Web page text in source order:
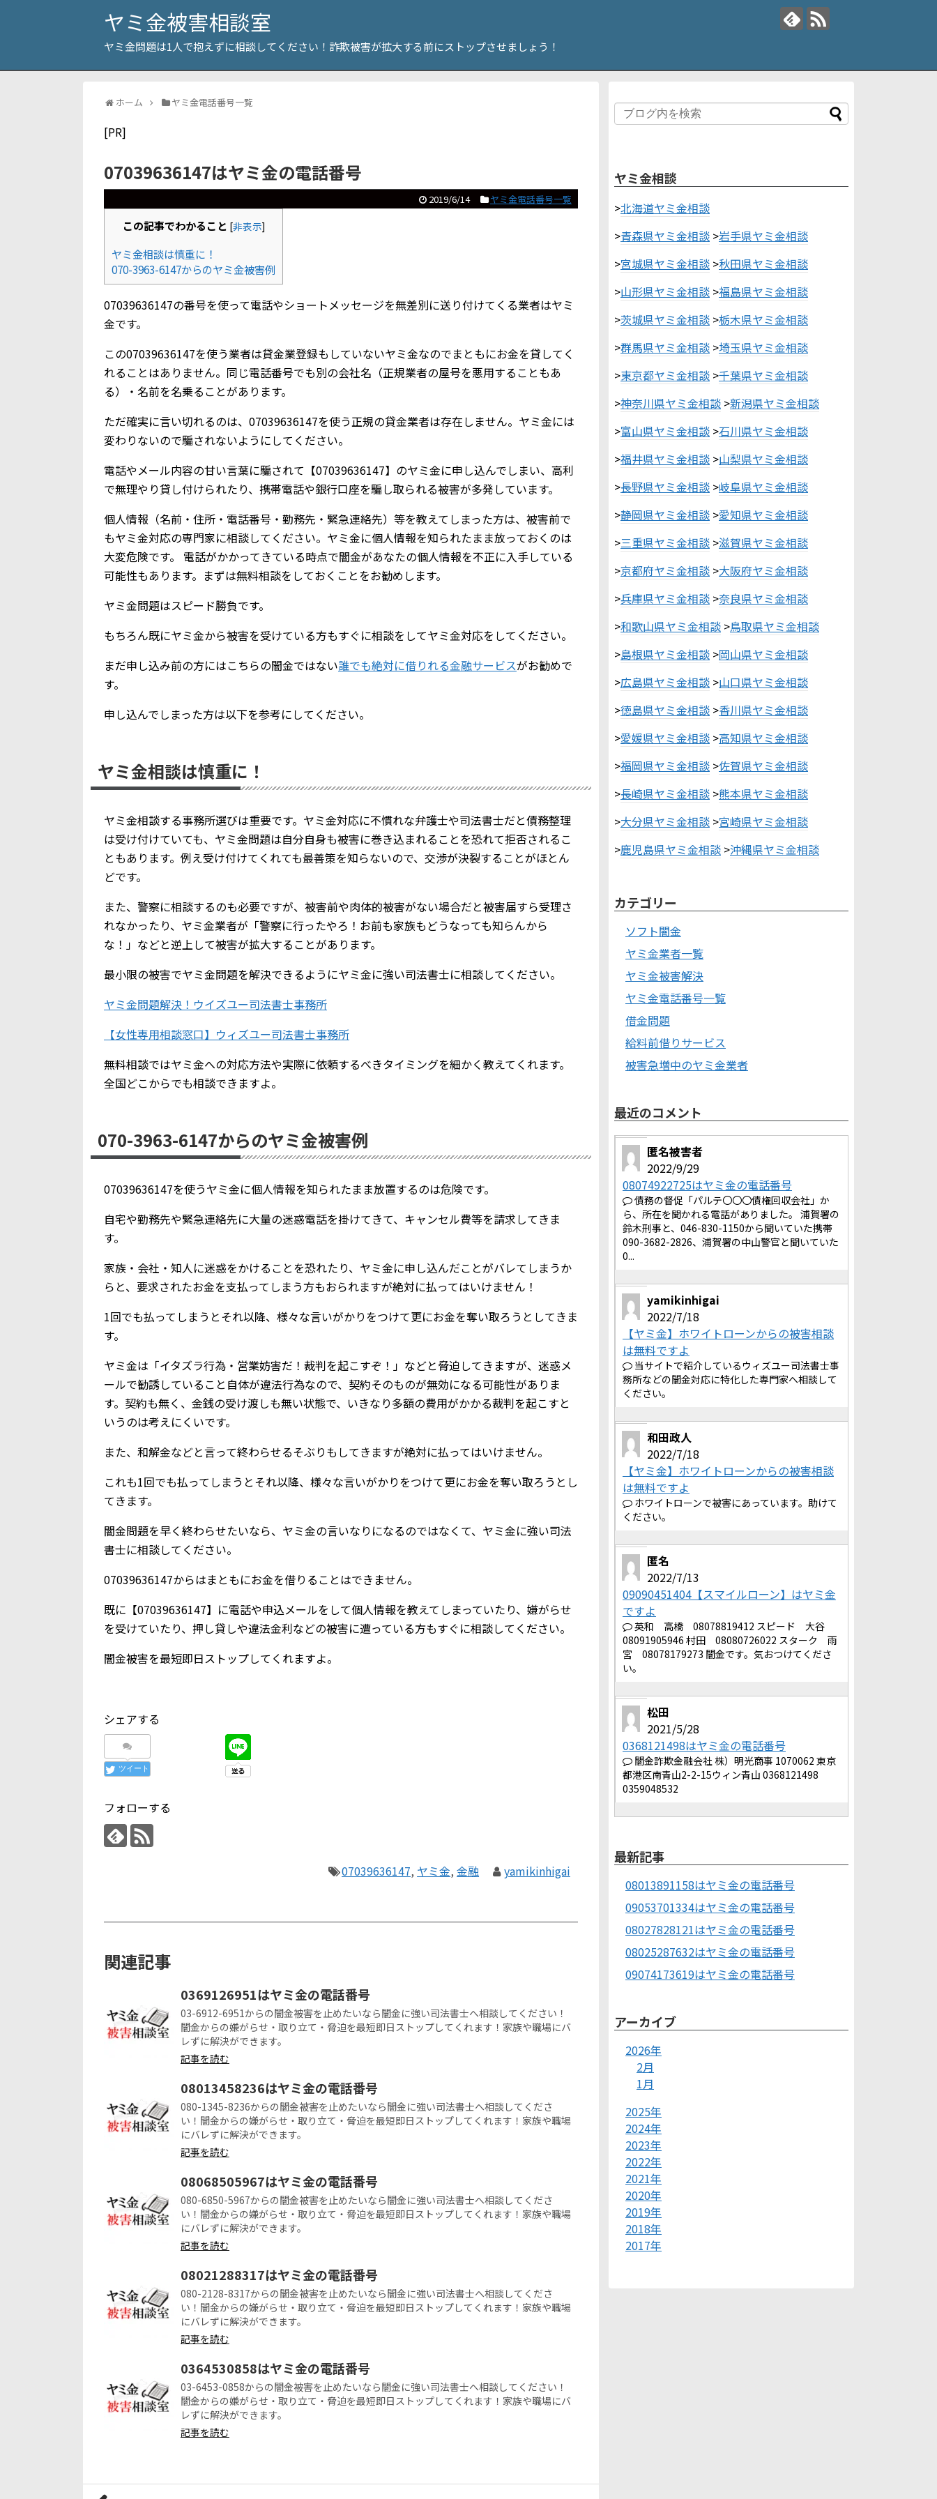
ヤミ金被害相談室
ヤミ金問題は1人で抱えずに相談してください！詐欺被害が拡大する前にストップさせましょう！
ホーム ヤミ金電話番号一覧
[PR]
07039636147はヤミ金の電話番号
2019/6/14 ヤミ金電話番号一覧
この記事でわかること [非表示]
ヤミ金相談は慎重に！
070-3963-6147からのヤミ金被害例
07039636147の番号を使って電話やショートメッセージを無差別に送り付けてくる業者はヤミ
金です。
この07039636147を使う業者は貸金業登録もしていないヤミ金なのでまともにお金を貸してく
れることはありません。同じ電話番号でも別の会社名（正規業者の屋号を悪用することもあ
る）・名前を名乗ることがあります。
ただ確実に言い切れるのは、07039636147を使う正規の貸金業者は存在しません。ヤミ金には
変わりないので騙されないようにしてください。
電話やメール内容の甘い言葉に騙されて【07039636147】のヤミ金に申し込んでしまい、高利
で無理やり貸し付けられたり、携帯電話や銀行口座を騙し取られる被害が多発しています。
個人情報（名前・住所・電話番号・勤務先・緊急連絡先）等を教えてしまった方は、被害前で
もヤミ金対応の専門家に相談してください。ヤミ金に個人情報を知られたまま放っておくのは
大変危険です。 電話がかかってきている時点で闇金があなたの個人情報を不正に入手している
可能性もあります。まずは無料相談をしておくことをお勧めします。
ヤミ金問題はスピード勝負です。
もちろん既にヤミ金から被害を受けている方もすぐに相談をしてヤミ金対応をしてください。
まだ申し込み前の方にはこちらの闇金ではない誰でも絶対に借りれる金融サービスがお勧めで
す。
申し込んでしまった方は以下を参考にしてください。
ヤミ金相談は慎重に！
ヤミ金相談する事務所選びは重要です。ヤミ金対応に不慣れな弁護士や司法書士だと債務整理
は受け付けていても、ヤミ金問題は自分自身も被害に巻き込まれることを恐れて拒否されるこ
ともあります。例え受け付けてくれても最善策を知らないので、交渉が決裂することがほとん
どです。
また、警察に相談するのも必要ですが、被害前や肉体的被害がない場合だと被害届すら受理さ
れなかったり、ヤミ金業者が「警察に行ったやろ！お前も家族もどうなっても知らんから
な！」などと逆上して被害が拡大することがあります。
最小限の被害でヤミ金問題を解決できるようにヤミ金に強い司法書士に相談してください。
ヤミ金問題解決！ウイズユー司法書士事務所
【女性専用相談窓口】ウィズユー司法書士事務所
無料相談ではヤミ金への対応方法や実際に依頼するべきタイミングを細かく教えてくれます。
全国どこからでも相談できますよ。
070-3963-6147からのヤミ金被害例
07039636147を使うヤミ金に個人情報を知られたまま放置するのは危険です。
自宅や勤務先や緊急連絡先に大量の迷惑電話を掛けてきて、キャンセル費等を請求してきま
す。
家族・会社・知人に迷惑をかけることを恐れたり、ヤミ金に申し込んだことがバレてしまうか
らと、要求されたお金を支払ってしまう方もおられますが絶対に払ってはいけません！
1回でも払ってしまうとそれ以降、様々な言いがかりをつけて更にお金を奪い取ろうとしてきま
す。
ヤミ金は「イタズラ行為・営業妨害だ！裁判を起こすぞ！」などと脅迫してきますが、迷惑メ
ールで勧誘していること自体が違法行為なので、契約そのものが無効になる可能性がありま
す。契約も無く、金銭の受け渡しも無い状態で、いきなり多額の費用がかかる裁判を起こすと
いうのは考えにくいです。
また、和解金などと言って終わらせるそぶりもしてきますが絶対に払ってはいけません。
これも1回でも払ってしまうとそれ以降、様々な言いがかりをつけて更にお金を奪い取ろうとし
てきます。
闇金問題を早く終わらせたいなら、ヤミ金の言いなりになるのではなくて、ヤミ金に強い司法
書士に相談してください。
07039636147からはまともにお金を借りることはできません。
既に【07039636147】に電話や申込メールをして個人情報を教えてしまっていたり、嫌がらせ
を受けていたり、押し貸しや違法金利などの被害に遭っている方もすぐに相談してください。
闇金被害を最短即日ストップしてくれますよ。
シェアする
ツイート
フォローする
07039636147, ヤミ金,金融 yamikinhigai
関連記事
0369126951はヤミ金の電話番号
03-6912-6951からの闇金被害を止めたいなら闇金に強い司法書士へ相談してください！
闇金からの嫌がらせ・取り立て・脅迫を最短即日ストップしてくれます！家族や職場にバ
レずに解決ができます。
記事を読む
08013458236はヤミ金の電話番号
080-1345-8236からの闇金被害を止めたいなら闇金に強い司法書士へ相談してくださ
い！闇金からの嫌がらせ・取り立て・脅迫を最短即日ストップしてくれます！家族や職場
にバレずに解決ができます。
記事を読む
08068505967はヤミ金の電話番号
080-6850-5967からの闇金被害を止めたいなら闇金に強い司法書士へ相談してくださ
い！闇金からの嫌がらせ・取り立て・脅迫を最短即日ストップしてくれます！家族や職場
にバレずに解決ができます。
記事を読む
08021288317はヤミ金の電話番号
080-2128-8317からの闇金被害を止めたいなら闇金に強い司法書士へ相談してくださ
い！闇金からの嫌がらせ・取り立て・脅迫を最短即日ストップしてくれます！家族や職場
にバレずに解決ができます。
記事を読む
0364530858はヤミ金の電話番号
03-6453-0858からの闇金被害を止めたいなら闇金に強い司法書士へ相談してください！
闇金からの嫌がらせ・取り立て・脅迫を最短即日ストップしてくれます！家族や職場にバ
レずに解決ができます。
記事を読む
ヤミ金相談
>北海道ヤミ金相談
>青森県ヤミ金相談 >岩手県ヤミ金相談
>宮城県ヤミ金相談 >秋田県ヤミ金相談
>山形県ヤミ金相談 >福島県ヤミ金相談
>茨城県ヤミ金相談 >栃木県ヤミ金相談
>群馬県ヤミ金相談 >埼玉県ヤミ金相談
>東京都ヤミ金相談 >千葉県ヤミ金相談
>神奈川県ヤミ金相談 >新潟県ヤミ金相談
>富山県ヤミ金相談 >石川県ヤミ金相談
>福井県ヤミ金相談 >山梨県ヤミ金相談
>長野県ヤミ金相談 >岐阜県ヤミ金相談
>静岡県ヤミ金相談 >愛知県ヤミ金相談
>三重県ヤミ金相談 >滋賀県ヤミ金相談
>京都府ヤミ金相談 >大阪府ヤミ金相談
>兵庫県ヤミ金相談 >奈良県ヤミ金相談
>和歌山県ヤミ金相談 >鳥取県ヤミ金相談
>島根県ヤミ金相談 >岡山県ヤミ金相談
>広島県ヤミ金相談 >山口県ヤミ金相談
>徳島県ヤミ金相談 >香川県ヤミ金相談
>愛媛県ヤミ金相談 >高知県ヤミ金相談
>福岡県ヤミ金相談 >佐賀県ヤミ金相談
>長崎県ヤミ金相談 >熊本県ヤミ金相談
>大分県ヤミ金相談 >宮崎県ヤミ金相談
>鹿児島県ヤミ金相談 >沖縄県ヤミ金相談
カテゴリー
ソフト闇金
ヤミ金業者一覧
ヤミ金被害解決
ヤミ金電話番号一覧
借金問題
給料前借りサービス
被害急増中のヤミ金業者
最近のコメント
匿名被害者
2022/9/29
08074922725はヤミ金の電話番号
債務の督促「パルテ〇〇〇債権回収会社」か
ら、所在を聞かれる電話がありました。 浦賀署の
鈴木刑事と、046-830-1150から聞いていた携帯
090-3682-2826、浦賀署の中山警官と聞いていた
0...
yamikinhigai
2022/7/18
【ヤミ金】ホワイトローンからの被害相談
は無料ですよ
当サイトで紹介しているウィズユー司法書士事
務所などの闇金対応に特化した専門家へ相談して
ください。
和田政人
2022/7/18
【ヤミ金】ホワイトローンからの被害相談
は無料ですよ
ホワイトローンで被害にあっています。助けて
ください。
匿名
2022/7/13
09090451404【スマイルローン】はヤミ金
ですよ
英和 高橋 08078819412 スピード 大谷
08091905946 村田 08080726022 スターク 雨
宮 08078179273 闇金です。気おつけてくださ
い。
松田
2021/5/28
0368121498はヤミ金の電話番号
闇金詐欺金融会社 株）明光商事 1070062 東京
都港区南青山2-2-15ウィン青山 0368121498
0359048532
最新記事
08013891158はヤミ金の電話番号
09053701334はヤミ金の電話番号
08027828121はヤミ金の電話番号
08025287632はヤミ金の電話番号
09074173619はヤミ金の電話番号
アーカイブ
2026年
2月
1月
2025年
2024年
2023年
2022年
2021年
2020年
2019年
2018年
2017年